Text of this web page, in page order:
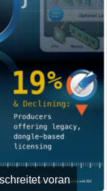
voran